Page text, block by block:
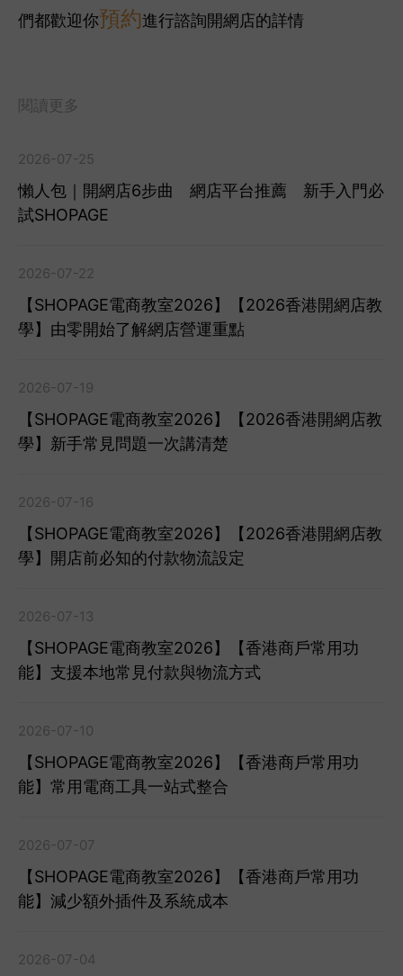
們都歡迎你預約進行諮詢開網店的詳情
閱讀更多
2026-07-25
懶人包｜開網店6步曲 網店平台推薦 新手入門必
試SHOPAGE
2026-07-22
【SHOPAGE電商教室2026】【2026香港開網店教
學】由零開始了解網店營運重點
2026-07-19
【SHOPAGE電商教室2026】【2026香港開網店教
學】新手常見問題一次講清楚
2026-07-16
【SHOPAGE電商教室2026】【2026香港開網店教
學】開店前必知的付款物流設定
2026-07-13
【SHOPAGE電商教室2026】【香港商戶常用功
能】支援本地常見付款與物流方式
2026-07-10
【SHOPAGE電商教室2026】【香港商戶常用功
能】常用電商工具一站式整合
2026-07-07
【SHOPAGE電商教室2026】【香港商戶常用功
能】減少額外插件及系統成本
2026-07-04